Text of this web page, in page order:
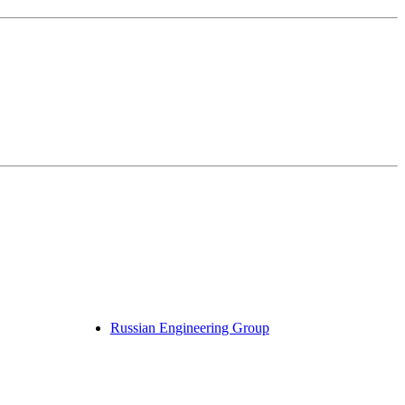
Russian Engineering Group